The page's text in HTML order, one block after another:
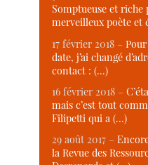
Somptueuse et
merveilleux poète et
17 février 2018 –
date, j’ai changé
contact : (…)
16 février 2018 –
mais c’est tout
Filipetti qui a (…)
29 août 2017 –
la Revue des